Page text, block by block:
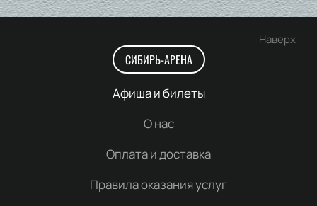
Наверх
СИБИРЬ-АРЕНА
Афиша и билеты
О нас
Оплата и доставка
Правила оказания услуг